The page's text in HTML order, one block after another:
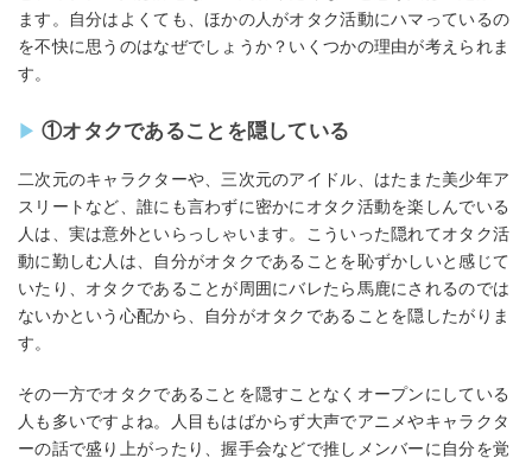
ます。自分はよくても、ほかの人がオタク活動にハマっているの
を不快に思うのはなぜでしょうか？いくつかの理由が考えられま
す。
①オタクであることを隠している
二次元のキャラクターや、三次元のアイドル、はたまた美少年ア
スリートなど、誰にも言わずに密かにオタク活動を楽しんでいる
人は、実は意外といらっしゃいます。こういった隠れてオタク活
動に勤しむ人は、自分がオタクであることを恥ずかしいと感じて
いたり、オタクであることが周囲にバレたら馬鹿にされるのでは
ないかという心配から、自分がオタクであることを隠したがりま
す。
その一方でオタクであることを隠すことなくオープンにしている
人も多いですよね。人目もはばからず大声でアニメやキャラクタ
ーの話で盛り上がったり、握手会などで推しメンバーに自分を覚